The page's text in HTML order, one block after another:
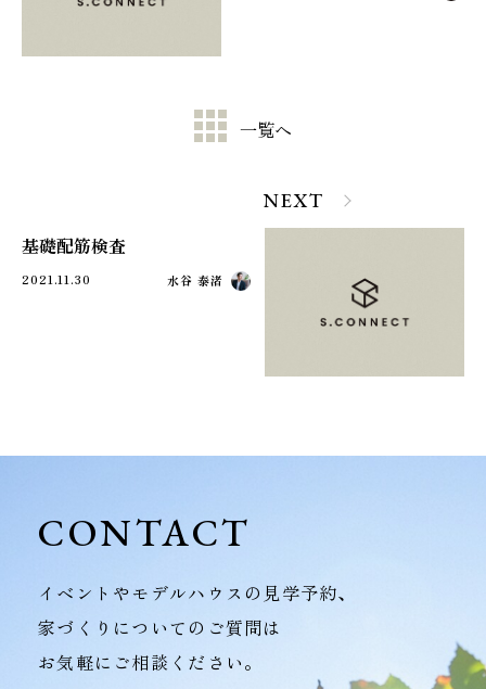
一覧へ
NEXT
基礎配筋検査
2021.11.30 水谷 泰渚
CONTACT
イベントやモデルハウスの見学予約、
家づくりについてのご質問は
お気軽にご相談ください。